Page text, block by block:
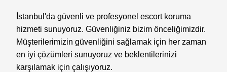
İstanbul'da güvenli ve profesyonel escort koruma
hizmeti sunuyoruz. Güvenliğiniz bizim önceliğimizdir.
Müşterilerimizin güvenliğini sağlamak için her zaman
en iyi çözümleri sunuyoruz ve beklentilerinizi
karşılamak için çalışıyoruz.